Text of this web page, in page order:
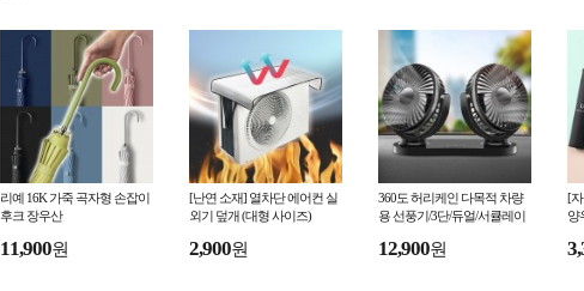
리예 16K 가죽 곡자형 손잡이
후크 장우산
11,900원
[난연 소재] 열차단 에어컨 실
외기 덮개 (대형 사이즈)
2,900원
360도 허리케인 다목적 차량
용 선풍기/3단/듀얼/서큘레이
12,900원
[
양